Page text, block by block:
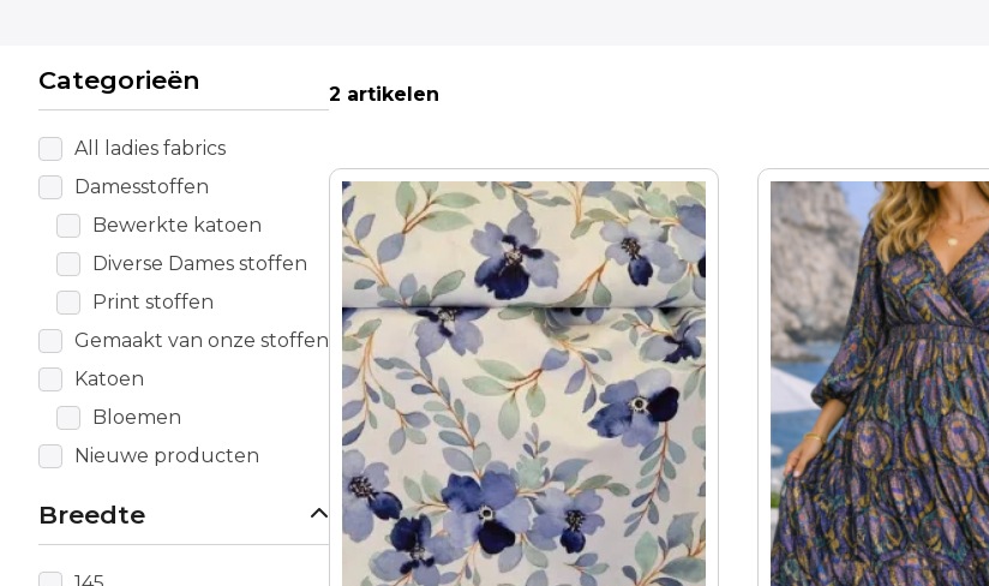
Categorieën
All ladies fabrics
Damesstoffen
Bewerkte katoen
Diverse Dames stoffen
Print stoffen
Gemaakt van onze stoffen
Katoen
Bloemen
Nieuwe producten
Breedte
2 artikelen